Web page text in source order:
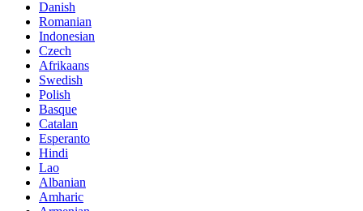
Danish
Romanian
Indonesian
Czech
Afrikaans
Swedish
Polish
Basque
Catalan
Esperanto
Hindi
Lao
Albanian
Amharic